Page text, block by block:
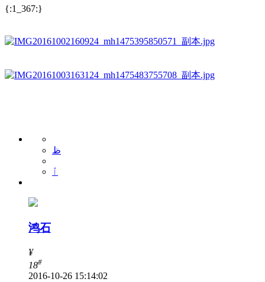
{:1_367:}
ظ
ٱ
鸿石
¥
18#
2016-10-26 15:14:02